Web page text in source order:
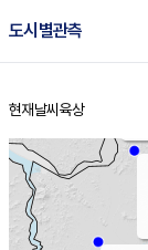
도시별관측
홈
현재날씨 육상